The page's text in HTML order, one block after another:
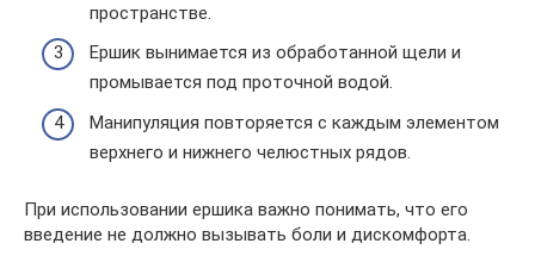
пространстве.
Ершик вынимается из обработанной щели и
промывается под проточной водой.
Манипуляция повторяется с каждым элементом
верхнего и нижнего челюстных рядов.
При использовании ершика важно понимать, что его
введение не должно вызывать боли и дискомфорта.